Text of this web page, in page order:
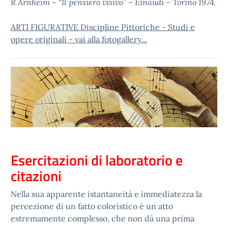
ARTI FIGURATIVE Discipline Pittoriche - Studi e
opere originali - vai alla fotogallery...
Esercitazioni di laboratorio e
citazioni
Nella sua apparente istantaneità e immediatezza la
percezione di un fatto coloristico è un atto
estremamente complesso, che non dà una prima